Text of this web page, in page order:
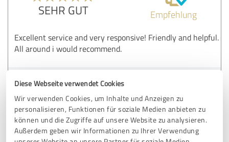
Diese Webseite verwendet Cookies
Wir verwenden Cookies, um Inhalte und Anzeigen zu
personalisieren, Funktionen für soziale Medien anbieten zu
können und die Zugriffe auf unsere Website zu analysieren.
Außerdem geben wir Informationen zu Ihrer Verwendung
SEHR GUT Empfehlung
Excellent service and very responsive! Friendly and helpful.
All around i would recommend.
Erfahrungsbericht & Bewertung zu:
GRAHL Hausmeisterservice GmbH
22.04.2024 Anonym